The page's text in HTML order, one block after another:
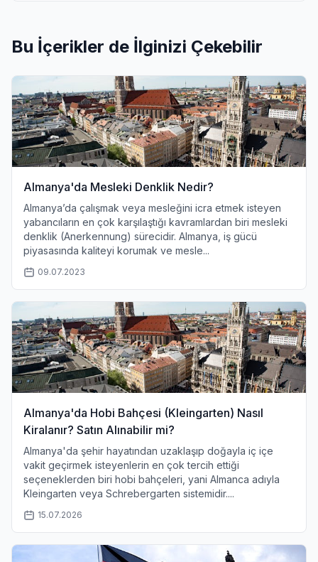
Bu İçerikler de İlginizi Çekebilir
Almanya'da Mesleki Denklik Nedir?
Almanya’da çalışmak veya mesleğini icra etmek isteyen
yabancıların en çok karşılaştığı kavramlardan biri mesleki
denklik (Anerkennung) sürecidir. Almanya, iş gücü
piyasasında kaliteyi korumak ve mesle...
09.07.2023
Almanya'da Hobi Bahçesi (Kleingarten) Nasıl
Kiralanır? Satın Alınabilir mi?
Almanya'da şehir hayatından uzaklaşıp doğayla iç içe
vakit geçirmek isteyenlerin en çok tercih ettiği
seçeneklerden biri hobi bahçeleri, yani Almanca adıyla
Kleingarten veya Schrebergarten sistemidir....
15.07.2026